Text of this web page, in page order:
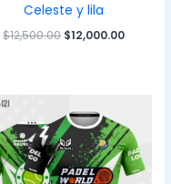
Celeste y lila
$12,500.00 El
$12,000.00El